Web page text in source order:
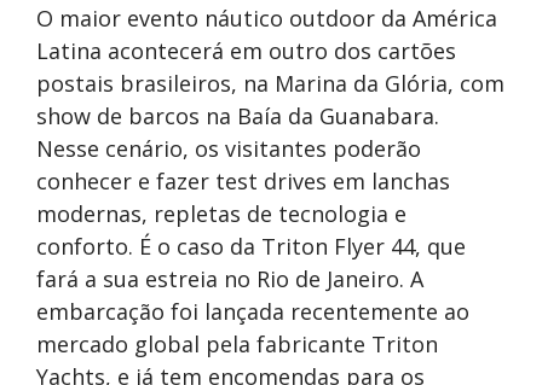
O maior evento náutico outdoor da América
Latina acontecerá em outro dos cartões
postais brasileiros, na Marina da Glória, com
show de barcos na Baía da Guanabara.
Nesse cenário, os visitantes poderão
conhecer e fazer test drives em lanchas
modernas, repletas de tecnologia e
conforto. É o caso da Triton Flyer 44, que
fará a sua estreia no Rio de Janeiro. A
embarcação foi lançada recentemente ao
mercado global pela fabricante Triton
Yachts, e já tem encomendas para os